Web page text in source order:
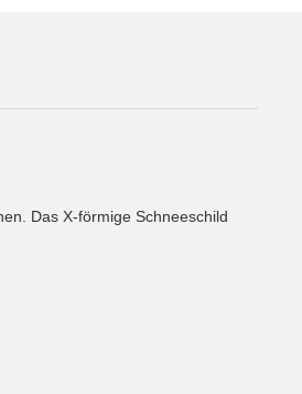
Das X-förmige Schneeschild